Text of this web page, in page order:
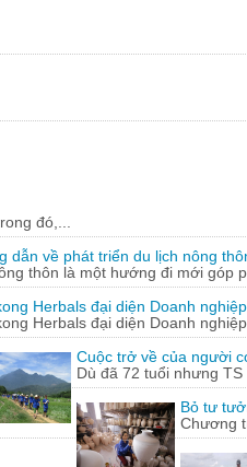
đó,...
dẫn về phát triển du lịch nông
thôn là một hướng đi mới góp
Herbals đại diện Doanh
Herbals đại diện Doanh
Cuộc trở về của người
Dù đã 72 tuổi nhưng
Bỏ tư
Chương